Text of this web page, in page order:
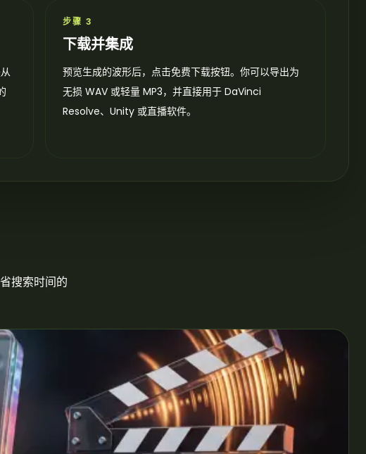
步骤 3
下载并集成
预览生成的波形后，点击免费下载按钮。你可以导出为
无损 WAV 或轻量 MP3，并直接用于 DaVinci
Resolve、Unity 或直播软件。
搜索时间的